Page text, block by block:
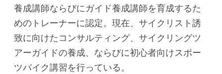
養成講師ならびにガイド養成講師を育成するた
めのトレーナーに認定。現在、サイクリスト誘
致に向けたコンサルティング、サイクリングツ
アーガイドの養成、ならびに初心者向けスポー
ツバイク講習を行っている。